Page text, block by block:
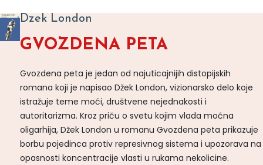
Dzek London
GVOZDENA PETA
Gvozdena peta je jedan od najuticajnijih distopijskih
romana koji je napisao Džek London, vizionarsko delo koje
istražuje teme moći, društvene nejednakosti i
autoritarizma. Kroz priču o svetu kojim vlada moćna
oligarhija, Džek London u romanu Gvozdena peta prikazuje
borbu pojedinca protiv represivnog sistema i upozorava na
opasnosti koncentracije vlasti u rukama nekolicine.